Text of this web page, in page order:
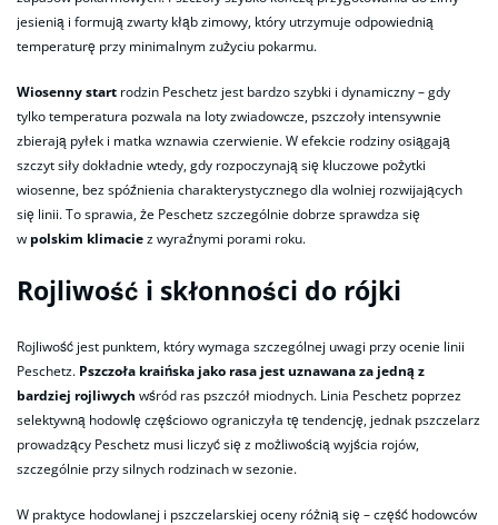
jesienią i formują zwarty kłąb zimowy, który utrzymuje odpowiednią
temperaturę przy minimalnym zużyciu pokarmu.
Wiosenny start rodzin Peschetz jest bardzo szybki i dynamiczny – gdy
tylko temperatura pozwala na loty zwiadowcze, pszczoły intensywnie
zbierają pyłek i matka wznawia czerwienie. W efekcie rodziny osiągają
szczyt siły dokładnie wtedy, gdy rozpoczynają się kluczowe pożytki
wiosenne, bez spóźnienia charakterystycznego dla wolniej rozwijających
się linii. To sprawia, że Peschetz szczególnie dobrze sprawdza się
w polskim klimaciez wyraźnymi porami roku.
Rojliwość i skłonności do rójki
Rojliwość jest punktem, który wymaga szczególnej uwagi przy ocenie linii
Peschetz. Pszczoła kraińska jako rasa jest uznawana za jedną z
bardziej rojliwych wśród ras pszczół miodnych. Linia Peschetz poprzez
selektywną hodowlę częściowo ograniczyła tę tendencję, jednak pszczelarz
prowadzący Peschetz musi liczyć się z możliwością wyjścia rojów,
szczególnie przy silnych rodzinach w sezonie.
W praktyce hodowlanej i pszczelarskiej oceny różnią się – część hodowców